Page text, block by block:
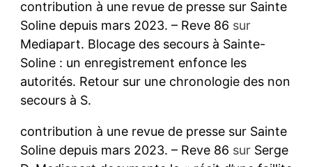
contribution à une revue de presse sur Sainte
Soline depuis mars 2023. – Reve 86 sur
Mediapart. Blocage des secours à Sainte-
Soline : un enregistrement enfonce les
autorités. Retour sur une chronologie des non
secours à S.
contribution à une revue de presse sur Sainte
Soline depuis mars 2023. – Reve 86 sur Serge